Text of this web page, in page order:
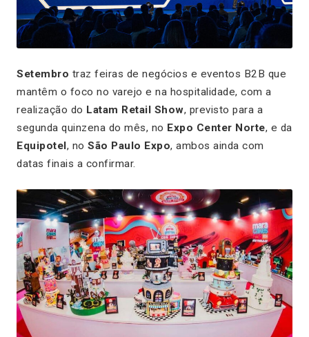
Setembro traz feiras de negócios e eventos B2B que
mantêm o foco no varejo e na hospitalidade, com a
realização do Latam Retail Show, previsto para a
segunda quinzena do mês, no Expo Center Norte, e da
Equipotel, no São Paulo Expo, ambos ainda com
datas finais a confirmar.